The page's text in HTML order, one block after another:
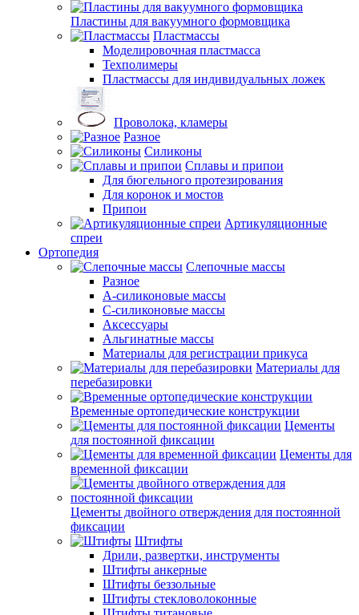
Пластины для вакуумного формовщика
Пластмассы
Моделировочная пластмасса
Техполимеры
Пластмассы для индивидуальных ложек
Проволока, кламеры
Разное
Силиконы
Сплавы и припои
Для бюгельного протезирования
Для коронок и мостов
Припои
Артикуляционные
спреи
Ортопедия
Слепочные массы
Разное
А-силиконовые массы
С-силиконовые массы
Аксессуары
Альгинатные массы
Материалы для регистрации прикуса
Материалы для
перебазировки
Временные ортопедические конструкции
Цементы
для постоянной фиксации
Цементы для
временной фиксации
Цементы двойного отверждения для постоянной
фиксации
Штифты
Дрили, развертки, инструменты
Штифты анкерные
Штифты беззольные
Штифты стекловолоконные